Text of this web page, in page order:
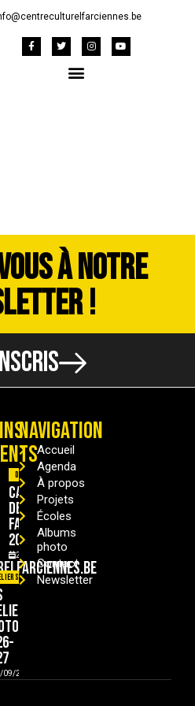
À NOTRE
!
Divers
Cavalcade
de
Farciennes
2026
29/08/2026
09/2026
NAVIGATION
Accueil
Agenda
À propos
Projets
Écoles
Albums
photo
Contact
Newsletter